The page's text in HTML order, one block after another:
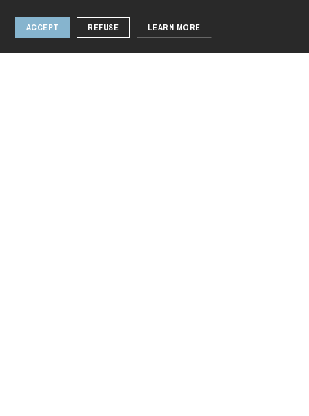
ACCEPT REFUSE LEARN MORE
Thursday 20 Aug 2026